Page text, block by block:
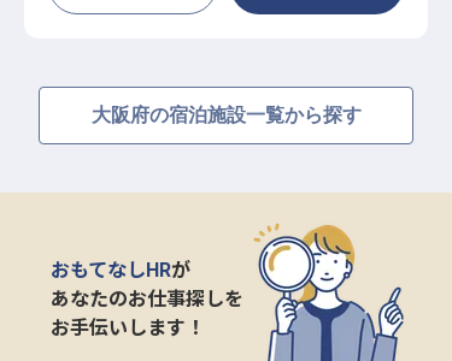
大阪府の宿泊施設一覧から探す
おもてなしHRが
あなたのお仕事探しを
お手伝いします！